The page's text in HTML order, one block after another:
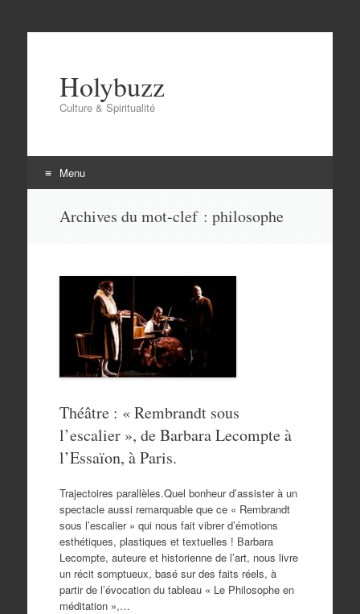
Holybuzz
Culture & Spiritualité
Menu
Archives du mot-clef : philosophe
Théâtre : « Rembrandt sous
l’escalier », de Barbara Lecompte à
l’Essaïon, à Paris.
Trajectoires parallèles.Quel bonheur d’assister à un
spectacle aussi remarquable que ce « Rembrandt
sous l’escalier » qui nous fait vibrer d’émotions
esthétiques, plastiques et textuelles ! Barbara
Lecompte, auteure et historienne de l’art, nous livre
un récit somptueux, basé sur des faits réels, à
partir de l’évocation du tableau « Le Philosophe en
méditation »,…